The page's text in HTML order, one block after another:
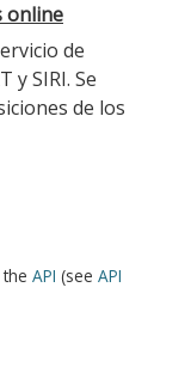
online
de
y SIRI. Se
de los
API (see API